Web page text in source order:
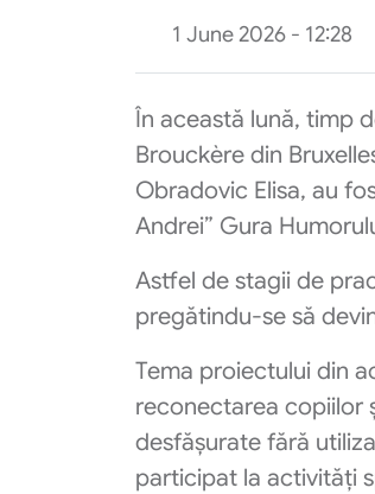
1 June 2026 - 12:28
În această lună, timp
Brouckère din
Obradovic Elisa, au
Andrei” Gura
Astfel de stagii de
pregătindu-se să
Tema proiectului din
reconectarea copiilor
desfășurate fără
participat la activități